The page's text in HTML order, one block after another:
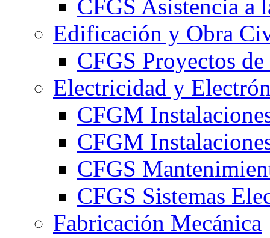
CFGS Asistencia a
Edificación y Obra
CFGS Proyectos
Electricidad y
CFGM
CFGM
CFGS
CFGS Sistemas
Fabricación Mecánica